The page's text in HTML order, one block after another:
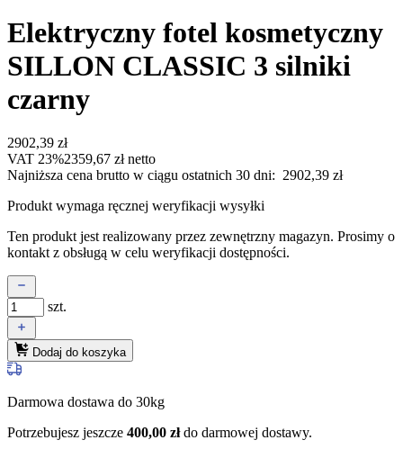
Elektryczny fotel kosmetyczny
SILLON CLASSIC 3 silniki
czarny
2902,39 zł
VAT 23%2359,67 złnetto
Najniższa cena brutto w ciągu ostatnich 30 dni: 2902,39 zł
Produkt wymaga ręcznej weryfikacji wysyłki
Ten produkt jest realizowany przez zewnętrzny magazyn. Prosimy o
kontakt z obsługą w celu weryfikacji dostępności.
szt.
Dodaj do koszyka
Darmowa dostawa do 30kg
Potrzebujesz jeszcze 400,00 złdo darmowej dostawy.